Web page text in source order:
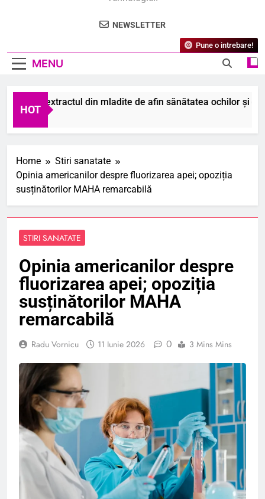
NEWSLETTER
MENU
Pune o intrebare!
HOT
ajută extractul din mladite de afin sănătatea ochilor și
2026
Home
Stiri sanatate
Opinia americanilor despre fluorizarea apei; opoziția
susținătorilor MAHA remarcabilă
STIRI SANATATE
Opinia americanilor despre
fluorizarea apei; opoziția
susținătorilor MAHA
remarcabilă
Radu Vornicu 11 Iunie 2026 0 3 Mins Mins